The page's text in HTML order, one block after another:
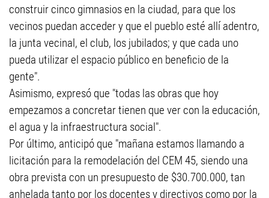
construir cinco gimnasios en la ciudad, para que los
vecinos puedan acceder y que el pueblo esté allí adentro,
la junta vecinal, el club, los jubilados; y que cada uno
pueda utilizar el espacio público en beneficio de la
gente".
Asimismo, expresó que "todas las obras que hoy
empezamos a concretar tienen que ver con la educación,
el agua y la infraestructura social".
Por último, anticipó que "mañana estamos llamando a
licitación para la remodelación del CEM 45, siendo una
obra prevista con un presupuesto de $30.700.000, tan
anhelada tanto por los docentes y directivos como por la